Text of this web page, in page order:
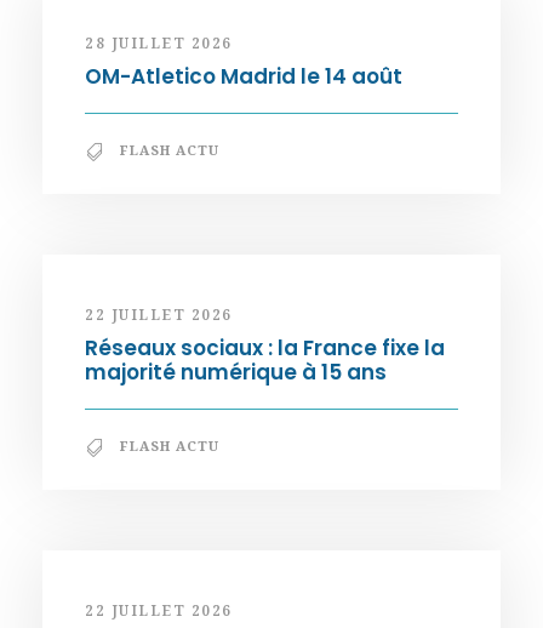
28 JUILLET 2026
OM-Atletico Madrid le 14 août
FLASH ACTU
22 JUILLET 2026
Réseaux sociaux : la France fixe la
majorité numérique à 15 ans
FLASH ACTU
22 JUILLET 2026